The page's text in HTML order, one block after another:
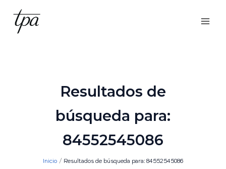
contenido
Resultados de
búsqueda para:
84552545086
Inicio Resultados de búsqueda para: 84552545086